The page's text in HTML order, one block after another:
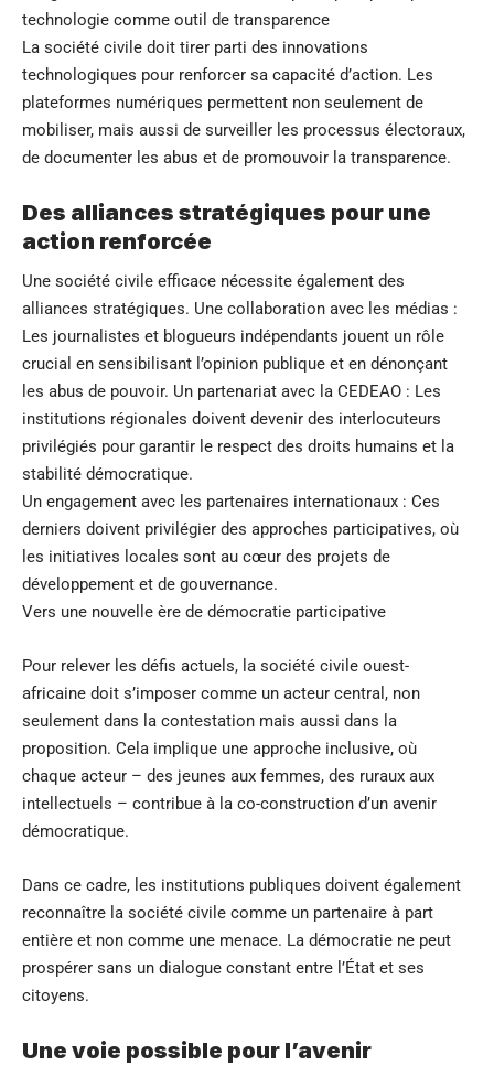
technologie comme outil de transparence
La société civile doit tirer parti des innovations
technologiques pour renforcer sa capacité d’action. Les
plateformes numériques permettent non seulement de
mobiliser, mais aussi de surveiller les processus électoraux,
de documenter les abus et de promouvoir la transparence.
Des alliances stratégiques pour une
action renforcée
Une société civile efficace nécessite également des
alliances stratégiques. Une collaboration avec les médias :
Les journalistes et blogueurs indépendants jouent un rôle
crucial en sensibilisant l’opinion publique et en dénonçant
les abus de pouvoir. Un partenariat avec la CEDEAO : Les
institutions régionales doivent devenir des interlocuteurs
privilégiés pour garantir le respect des droits humains et la
stabilité démocratique.
Un engagement avec les partenaires internationaux : Ces
derniers doivent privilégier des approches participatives, où
les initiatives locales sont au cœur des projets de
développement et de gouvernance.
Vers une nouvelle ère de démocratie participative
Pour relever les défis actuels, la société civile ouest-
africaine doit s’imposer comme un acteur central, non
seulement dans la contestation mais aussi dans la
proposition. Cela implique une approche inclusive, où
chaque acteur – des jeunes aux femmes, des ruraux aux
intellectuels – contribue à la co-construction d’un avenir
démocratique.
Dans ce cadre, les institutions publiques doivent également
reconnaître la société civile comme un partenaire à part
entière et non comme une menace. La démocratie ne peut
prospérer sans un dialogue constant entre l’État et ses
citoyens.
Une voie possible pour l’avenir